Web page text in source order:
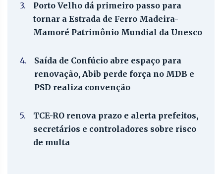
3.
Porto Velho dá primeiro passo para
tornar a Estrada de Ferro Madeira-
Mamoré Patrimônio Mundial da Unesco
4.
Saída de Confúcio abre espaço para
renovação, Abib perde força no MDB e
PSD realiza convenção
5.
TCE-RO renova prazo e alerta prefeitos,
secretários e controladores sobre risco
de multa